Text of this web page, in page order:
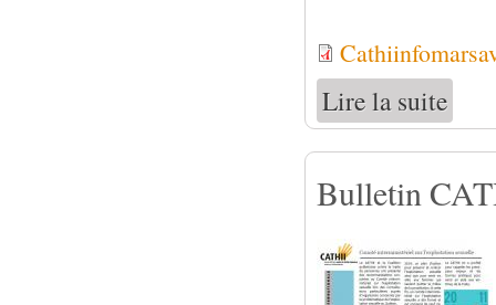
Lire la suite
Bulletin